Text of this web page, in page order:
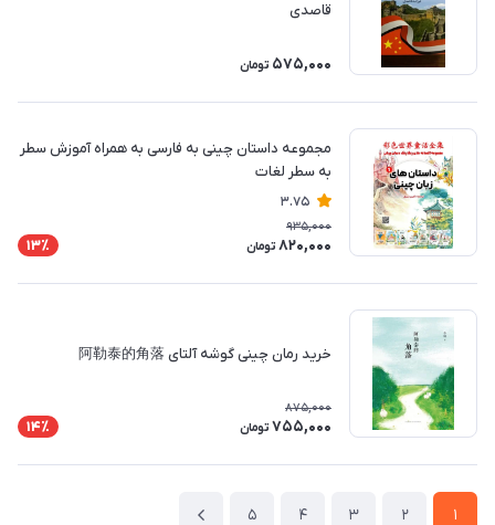
قاصدی
575,000 تومان
مجموعه داستان چینی به فارسی به همراه آموزش سطر
به سطر لغات
3.75
935,000
820,000 تومان 13٪
خرید رمان چینی گوشه آلتای 阿勒泰的角落
875,000
755,000 تومان 14٪
1
2
3
4
5